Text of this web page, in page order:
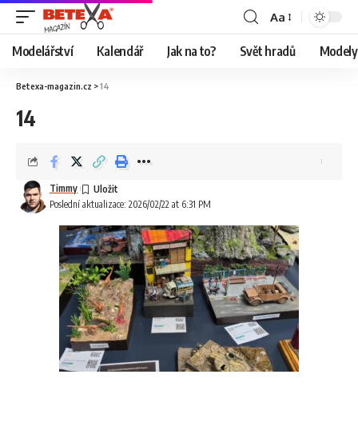
Aa
Modelářství Kalendář Jak na to? Svět hradů
Betexa-magazin.cz >14
14
Poslední aktualizace: 2026/02/22 at 6:31 PM
Timmy